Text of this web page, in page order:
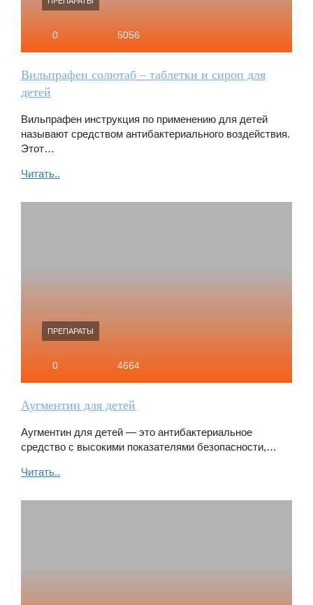
0 5056
Вильпрафен солютаб – таблетки и сироп для
детей
Вильпрафен инструкция по применению для детей
называют средством антибактериального воздействия.
Этот…
Читать..
ПРЕПАРАТЫ
0 4664
Аугментин для детей
Аугментин для детей — это антибактериальное
средство с высокими показателями безопасности,…
Читать..